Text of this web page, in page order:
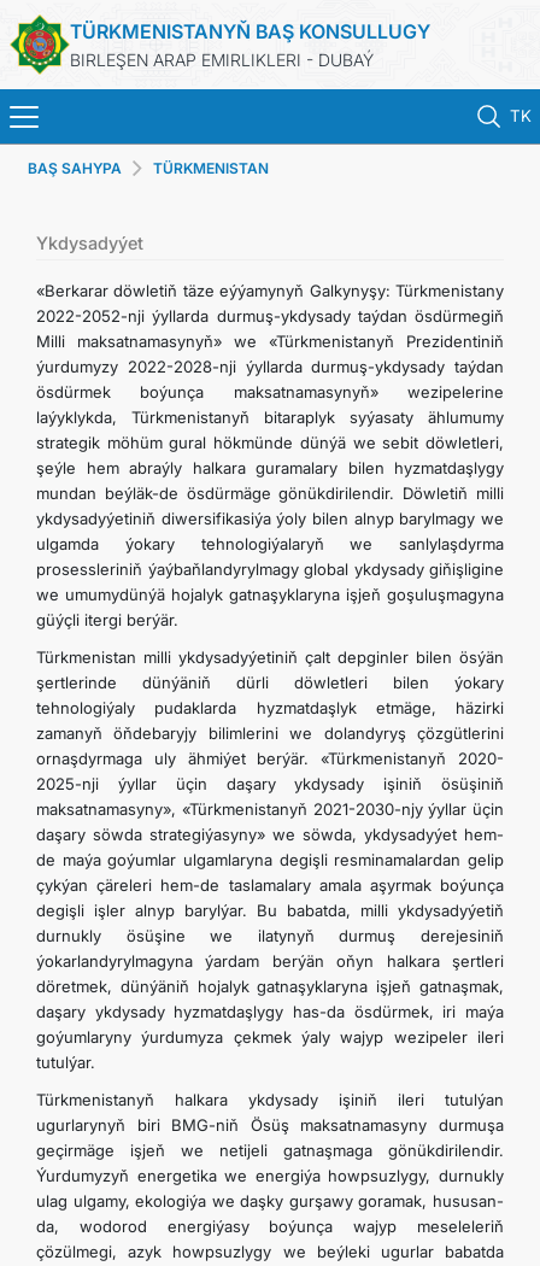
TÜRKMENISTANYŇ BAŞ KONSULLUGY
BIRLEŞEN ARAP EMIRLIKLERI - DUBAÝ
TK
BAŞ SAHYPA
TÜRKMENISTAN
KONSULLYK HYZMATLARY
ARAGATNAŞYK
DIM
BAŞ SAHYPA TÜRKMENISTAN
Ykdysadyýet
«Berkarar döwletiň täze eýýamynyň Galkynyşy: Türkmenistany
2022-2052-nji ýyllarda durmuş-ykdysady taýdan ösdürmegiň
Milli maksatnamasynyň» we «Türkmenistanyň Prezidentiniň
ýurdumyzy 2022-2028-nji ýyllarda durmuş-ykdysady taýdan
ösdürmek boýunça maksatnamasynyň» wezipelerine
laýyklykda, Türkmenistanyň bitaraplyk syýasaty ählumumy
strategik möhüm gural hökmünde dünýä we sebit döwletleri,
şeýle hem abraýly halkara guramalary bilen hyzmatdaşlygy
mundan beýläk-de ösdürmäge gönükdirilendir. Döwletiň milli
ykdysadyýetiniň diwersifikasiýa ýoly bilen alnyp barylmagy we
ulgamda ýokary tehnologiýalaryň we sanlylaşdyrma
prosessleriniň ýaýbaňlandyrylmagy global ykdysady giňişligine
we umumydünýä hojalyk gatnaşyklaryna işjeň goşuluşmagyna
güýçli itergi berýär.
Türkmenistan milli ykdysadyýetiniň çalt depginler bilen ösýän
şertlerinde dünýäniň dürli döwletleri bilen ýokary
tehnologiýaly pudaklarda hyzmatdaşlyk etmäge, häzirki
zamanyň öňdebaryjy bilimlerini we dolandyryş çözgütlerini
ornaşdyrmaga uly ähmiýet berýär. «Türkmenistanyň 2020-
2025-nji ýyllar üçin daşary ykdysady işiniň ösüşiniň
maksatnamasyny», «Türkmenistanyň 2021-2030-njy ýyllar üçin
daşary söwda strategiýasyny» we söwda, ykdysadyýet hem-
de maýa goýumlar ulgamlaryna degişli resminamalardan gelip
çykýan çäreleri hem-de taslamalary amala aşyrmak boýunça
degişli işler alnyp barylýar. Bu babatda, milli ykdysadyýetiň
durnukly ösüşine we ilatynyň durmuş derejesiniň
ýokarlandyrylmagyna ýardam berýän oňyn halkara şertleri
döretmek, dünýäniň hojalyk gatnaşyklaryna işjeň gatnaşmak,
daşary ykdysady hyzmatdaşlygy has-da ösdürmek, iri maýa
goýumlaryny ýurdumyza çekmek ýaly wajyp wezipeler ileri
tutulýar.
Türkmenistanyň halkara ykdysady işiniň ileri tutulýan
ugurlarynyň biri BMG-niň Ösüş maksatnamasyny durmuşa
geçirmäge işjeň we netijeli gatnaşmaga gönükdirilendir.
Ýurdumyzyň energetika we energiýa howpsuzlygy, durnukly
ulag ulgamy, ekologiýa we daşky gurşawy goramak, hususan-
da, wodorod energiýasy boýunça wajyp meseleleriň
çözülmegi, azyk howpsuzlygy we beýleki ugurlar babatda